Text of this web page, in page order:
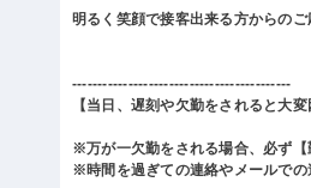
明るく笑顔で接客出来る方からのご
-------------------------------------------
【当日、遅刻や欠勤をされると大
※万が一欠勤をされる場合、必ず【
※時間を過ぎての連絡やメールでの